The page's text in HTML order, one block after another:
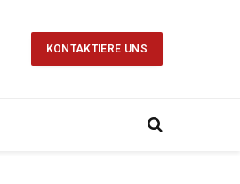
KONTAKTIERE UNS